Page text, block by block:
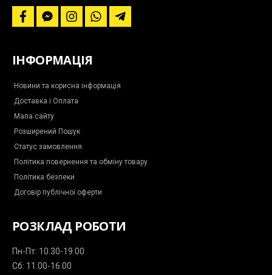
f
a
b
o
f
a
b
o
-
m
e
s
s
e
g
r
i
n
a
g
m
w
h
t
e
-
ІНФОРМАЦІЯ
Новини та корисна інформація
Доставка і Оплата
Мапа сайту
Розширений Пошук
Статус замовлення
Політика повернення та обміну товару
Політика безпеки
Договір публічної оферти
РОЗКЛАД РОБОТИ
Пн-Пт: 10.30-19.00
Сб: 11.00-16.00